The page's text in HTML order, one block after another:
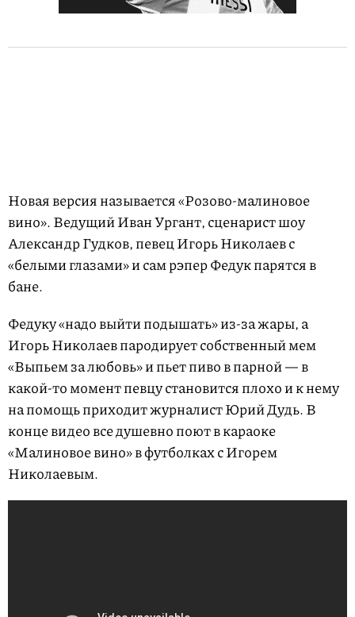
Новая версия называется «Розово-малиновое
вино». Ведущий Иван Ургант, сценарист шоу
Александр Гудков, певец Игорь Николаев с
«белыми глазами» и сам рэпер Федук парятся в
бане.
Федуку «надо выйти подышать» из-за жары, а
Игорь Николаев пародирует собственный мем
«Выпьем за любовь» и пьет пиво в парной — в
какой-то момент певцу становится плохо и к нему
на помощь приходит журналист Юрий Дудь. В
конце видео все душевно поют в караоке
«Малиновое вино» в футболках с Игорем
Николаевым.